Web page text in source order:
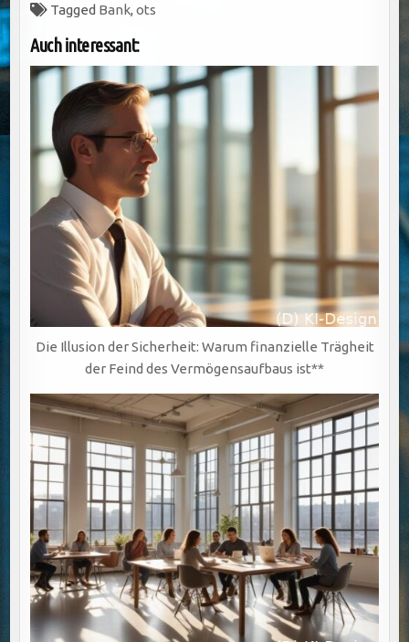
Tagged Bank,ots
Auch interessant:
Die Illusion der Sicherheit: Warum finanzielle Trägheit
der Feind des Vermögensaufbaus ist**